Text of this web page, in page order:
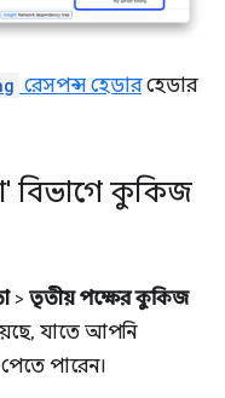
রেসপন্স হেডারহেডার
বিভাগে কুকিজ
> তৃতীয় পক্ষের কুকিজ
যাতে আপনি
পারেন।